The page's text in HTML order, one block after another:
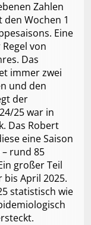
Zahlen
Wochen 1
Eine
von
Das
immer zwei
und den
der
25 war in
Das Robert
eine Saison
rund 85
großer Teil
bis April 2025.
statistisch wie